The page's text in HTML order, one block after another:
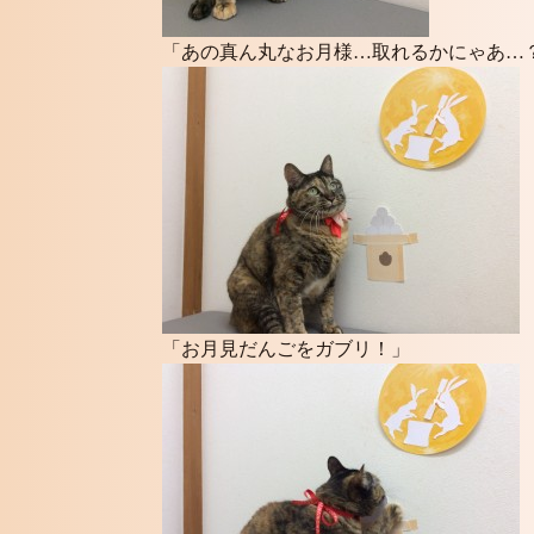
「あの真ん丸なお月様…取れるかにゃあ…
「お月見だんごをガブリ！」